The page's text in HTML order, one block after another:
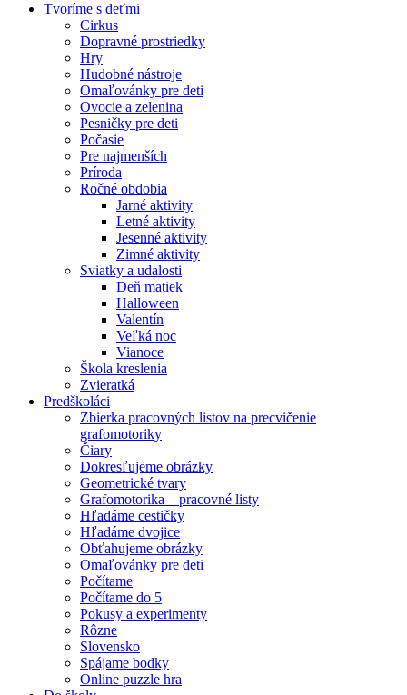
Tvoríme s deťmi
Cirkus
Dopravné prostriedky
Hry
Hudobné nástroje
Omaľovánky pre deti
Ovocie a zelenina
Pesničky pre deti
Počasie
Pre najmenších
Príroda
Ročné obdobia
Jarné aktivity
Letné aktivity
Jesenné aktivity
Zimné aktivity
Sviatky a udalosti
Deň matiek
Halloween
Valentín
Veľká noc
Vianoce
Škola kreslenia
Zvieratká
Predškoláci
Zbierka pracovných listov na precvičenie
grafomotoriky
Čiary
Dokresľujeme obrázky
Geometrické tvary
Grafomotorika – pracovné listy
Hľadáme cestičky
Hľadáme dvojice
Obťahujeme obrázky
Omaľovánky pre deti
Počítame
Počítame do 5
Pokusy a experimenty
Rôzne
Slovensko
Spájame bodky
Online puzzle hra